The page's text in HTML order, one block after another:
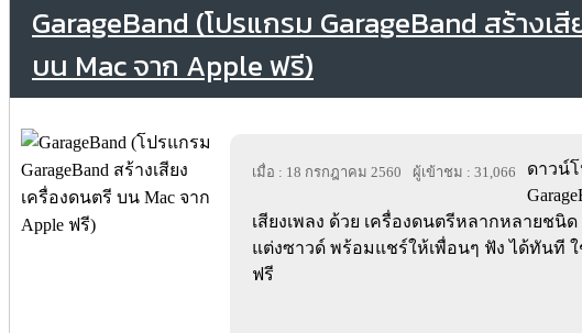
GarageBand (โปรแกรม GarageBand สร้างเ
บน Mac จาก Apple ฟรี)
เมื่อ : 18 กรกฎาคม 2560 ผู้เข้าชม : 31,066
ดาวน์
เสียงเพลง ด้วย เครื่องดนตรีหลากหลายชนิ
แต่งซาวด์ พร้อมแชร์ให้เพื่อนๆ ฟัง ได้ทันที ใ
ฟรี